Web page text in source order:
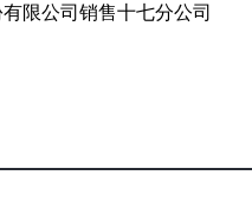
限公司销售十七分公司